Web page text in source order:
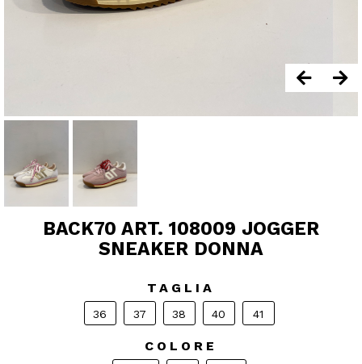
BACK70 ART. 108009 JOGGER
SNEAKER DONNA
TAGLIA
36 37 38 40 41
COLORE